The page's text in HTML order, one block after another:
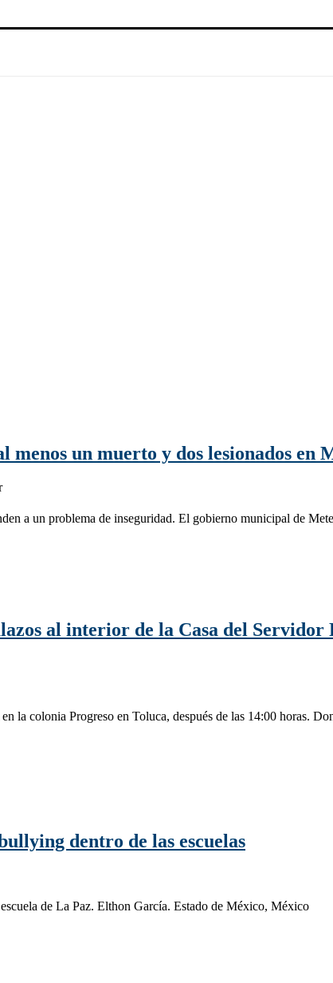
un muerto y dos lesionados en
a un problema de inseguridad. El gobierno municipal de
al interior de la Casa del
la colonia Progreso en Toluca, después de las 14:00 horas.
dentro de las escuelas
de La Paz. Elthon García. Estado de México, México